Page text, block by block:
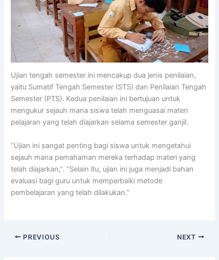
Ujian tengah semester ini mencakup dua jenis penilaian,
yaitu Sumatif Tengah Semester (STS) dan Penilaian Tengah
Semester (PTS). Kedua penilaian ini bertujuan untuk
mengukur sejauh mana siswa telah menguasai materi
pelajaran yang telah diajarkan selama semester ganjil.
“Ujian ini sangat penting bagi siswa untuk mengetahui
sejauh mana pemahaman mereka terhadap materi yang
telah diajarkan,”. “Selain itu, ujian ini juga menjadi bahan
evaluasi bagi guru untuk memperbaiki metode
pembelajaran yang telah dilakukan.”
PREVIOUS NEXT